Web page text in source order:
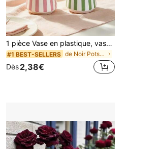
1 pièce Vase en plastique, vase décoratif de style crème moderne pour centre de table de maison, multicolore en option (rose/noir/vert & blanc)
#1 BEST-SELLERS de Noir Pots de fleurs et jardinières
Dès2,38€